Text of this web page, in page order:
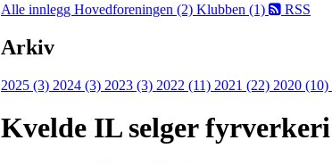
Alle innlegg Hovedforeningen (2) Klubben (1) RSS
Arkiv
2025 (3) 2024 (3) 2023 (3) 2022 (11) 2021 (22) 2020 (10)
Kvelde IL selger